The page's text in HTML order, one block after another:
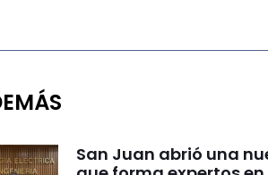
San Juan abrió una